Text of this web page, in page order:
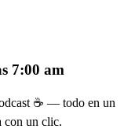
7:00 am
☕ — todo en un
con un clic.